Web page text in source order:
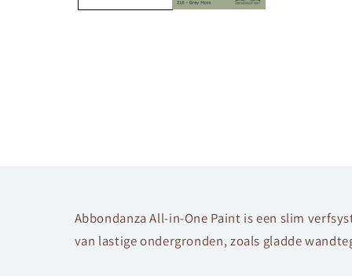
Abbondanza All-in-One Paint is een slim
van lastige ondergronden, zoals gladde